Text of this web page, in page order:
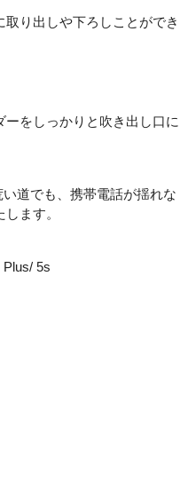
り出しや下ろしことができ
をしっかりと吹き出し口に
道でも、携帯電話が揺れな
ます。
Plus/ 5s